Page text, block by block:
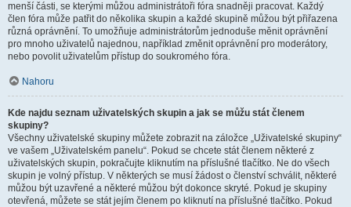
menší části, se kterými můžou administrátoři fóra snadněji pracovat. Každý
člen fóra může patřit do několika skupin a každé skupině můžou být přiřazena
různá oprávnění. To umožňuje administrátorům jednoduše měnit oprávnění
pro mnoho uživatelů najednou, například změnit oprávnění pro moderátory,
nebo povolit uživatelům přístup do soukromého fóra.
Nahoru
Kde najdu seznam uživatelských skupin a jak se můžu stát členem
skupiny?
Všechny uživatelské skupiny můžete zobrazit na záložce „Uživatelské skupiny“
ve vašem „Uživatelském panelu“. Pokud se chcete stát členem některé z
uživatelských skupin, pokračujte kliknutím na příslušné tlačítko. Ne do všech
skupin je volný přístup. V některých se musí žádost o členství schválit, některé
můžou být uzavřené a některé můžou být dokonce skryté. Pokud je skupiny
otevřená, můžete se stát jejím členem po kliknutí na příslušné tlačítko. Pokud